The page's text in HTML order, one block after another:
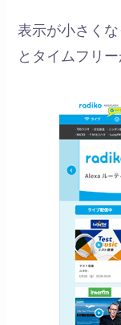
表示が小さく
とタイムフリー